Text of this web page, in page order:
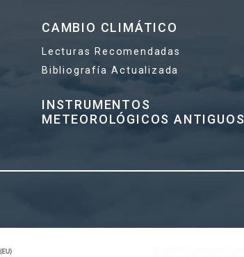
CAMBIO CLIMÁTICO
Lecturas Recomendadas
Bibliografía Actualizada
INSTRUMENTOS
METEOROLÓGICOS ANTIGUOS